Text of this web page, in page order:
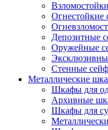
Огнестойкие
Депозитные
Оружейные
Стенные
Металлические
Шкафы для
Архивные
Шкафы для